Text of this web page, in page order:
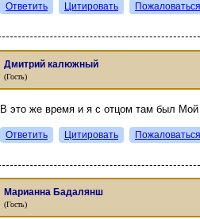
Ответить Цитировать Пожаловаться
Дмитрий калюжный
(Гость)
В это же время и я с отцом там был
Ответить Цитировать Пожаловаться
Марианна Бадалянш
(Гость)